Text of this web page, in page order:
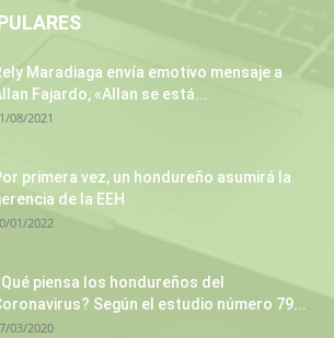
Maradiaga envía emotivo mensaje a
Fajardo, «Allan se está...
08/2021
primera vez, un hondureño asumirá la
de la EEH
01/2022
piensa los hondureños del
Según el estudio número 79...
03/2020